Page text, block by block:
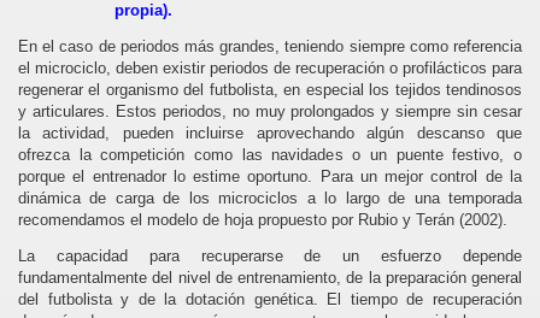
propia).
En el caso de periodos más grandes, teniendo siempre como referencia
el microciclo, deben existir periodos de recuperación o profilácticos para
regenerar el organismo del futbolista, en especial los tejidos tendinosos
y articulares. Estos periodos, no muy prolongados y siempre sin cesar
la actividad, pueden incluirse aprovechando algún descanso que
ofrezca la competición como las navidades o un puente festivo, o
porque el entrenador lo estime oportuno. Para un mejor control de la
dinámica de carga de los microciclos a lo largo de una temporada
recomendamos el modelo de hoja propuesto por Rubio y Terán (2002).
La capacidad para recuperarse de un esfuerzo depende
fundamentalmente del nivel de entrenamiento, de la preparación general
del futbolista y de la dotación genética. El tiempo de recuperación